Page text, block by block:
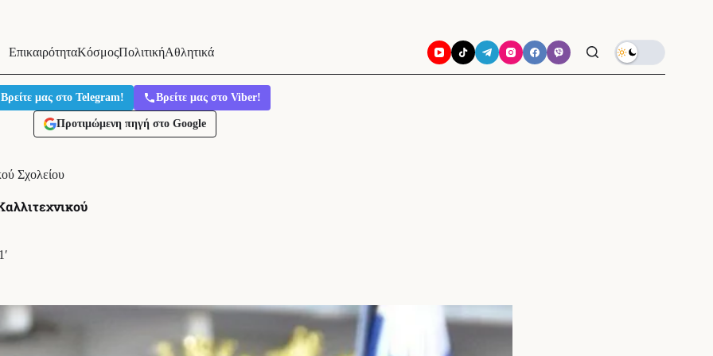
ΕπικαιρότηταΚόσμοςΠολιτικήΑθλητικά
Βρείτε μας στο Telegram! Βρείτε μας στο Viber!
Προτιμώμενη πηγή στο Google
Σχολείου
1′